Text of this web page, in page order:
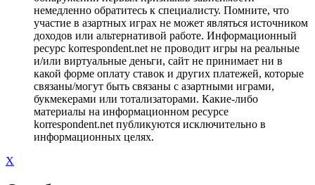
немедленно обратитесь к специалисту. Помните, что
участие в азартных играх не может являться источником
доходов или альтернативой работе. Информационный
ресурс korrespondent.net не проводит игры на реальные
и/или виртуальные деньги, сайт не принимает ни в
какой форме оплату ставок и других платежей, которые
связаны/могут быть связаны с азартными играми,
букмекерами или тотализаторами. Какие-либо
материалы на информационном ресурсе
korrespondent.net публикуются исключительно в
информационных целях.
X